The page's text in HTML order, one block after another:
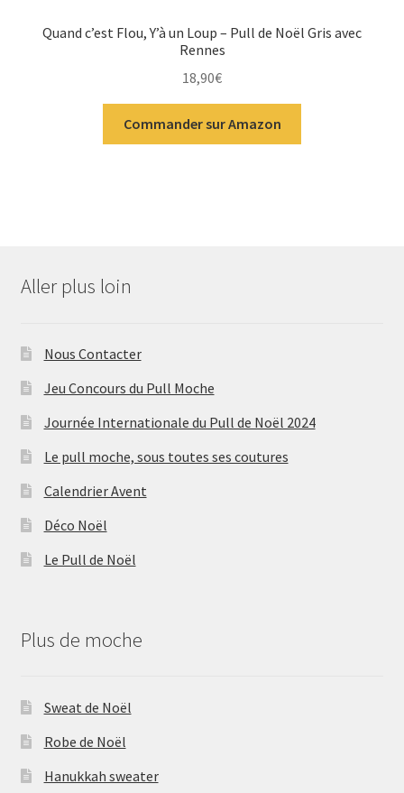
Quand c’est Flou, Y’à un Loup – Pull de Noël Gris avec
Rennes
18,90€
Commander sur Amazon
Aller plus loin
Nous Contacter
Jeu Concours du Pull Moche
Journée Internationale du Pull de Noël 2024
Le pull moche, sous toutes ses coutures
Calendrier Avent
Déco Noël
Le Pull de Noël
Plus de moche
Sweat de Noël
Robe de Noël
Hanukkah sweater